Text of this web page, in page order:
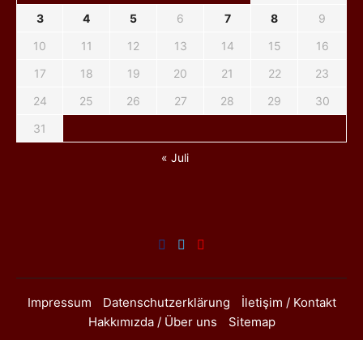
3
4 5 6 7 8
9
10
11 12 13 14 15
16
17
18 19 20 21 22
23
24
25 26 27 28 29
30
31
« Juli
Impressum Datenschutzerklärung
İletişim / Kontakt
Hakkımızda / Über uns
Sitemap